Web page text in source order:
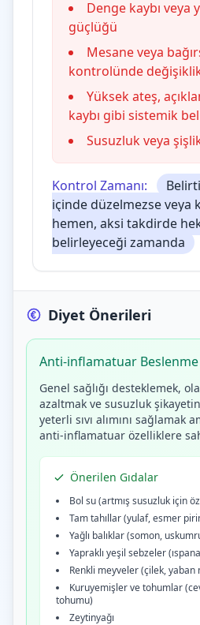
Denge kaybı veya
güçlüğü
Mesane veya
kontrolünde
Yüksek ateş,
kaybı gibi sistemik
Susuzluk veya
Kontrol Zamanı:
içinde düzelmezse veya
hemen, aksi takdirde
belirleyeceği zamanda
Diyet Önerileri
Anti-inflamatuar
Genel sağlığı desteklemek,
azaltmak ve susuzluk
yeterli sıvı alımını sağlamak
anti-inflamatuar özelliklere
Önerilen Gıdalar
Bol su (artmış susuzluk için
Tam tahıllar (yulaf, esmer
Yağlı balıklar (somon,
Yapraklı yeşil sebzeler
Renkli meyveler (çilek,
Kuruyemişler ve tohumlar
tohumu)
Zeytinyağı